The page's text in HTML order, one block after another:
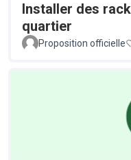
Installer des
quartier
Proposition officielle